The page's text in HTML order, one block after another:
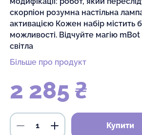
скорпіон розумна настільна
активацією Кожен набір містить
можливості. Відчуйте магію mBot
світла
Більше про продукт
2 285 ₴
Купити